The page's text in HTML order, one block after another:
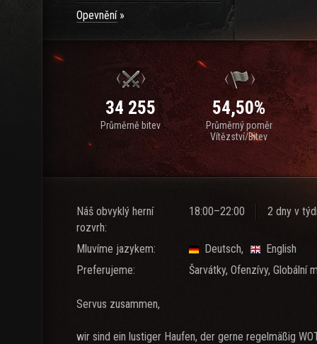
Opevnění
34 255
Průměrně bitev
54,50%
Průměrný poměr
Vítězství/Bitev
Náš obvyklý herní
rozvrh:
18:00–22:00 2 dny v
Mluvíme jazykem: Deutsch
English
Preferujeme:
Šarvátky, Ofenzívy, Globální
Servus zusammen,
wir sind ein lustiger Haufen, der gerne regelmäßig